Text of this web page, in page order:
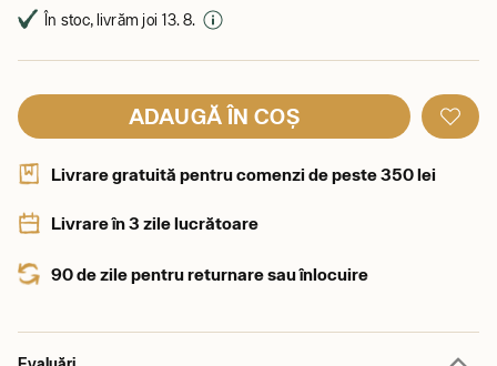
În stoc, livrăm joi 13. 8.
ADAUGĂ ÎN COȘ
Livrare gratuită pentru comenzi de peste 350 lei
Livrare în 3 zile lucrătoare
90 de zile pentru returnare sau înlocuire